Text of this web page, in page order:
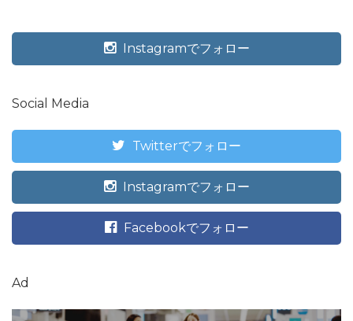
Instagramでフォロー
Social Media
Twitterでフォロー
Instagramでフォロー
Facebookでフォロー
Ad